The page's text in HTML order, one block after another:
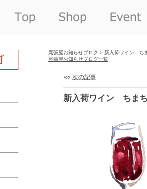
尾張屋お知らせブログ > 新入荷ワイン ち
尾張屋お知らせブログ一覧
«« 次の記事
新入荷ワイン ちま